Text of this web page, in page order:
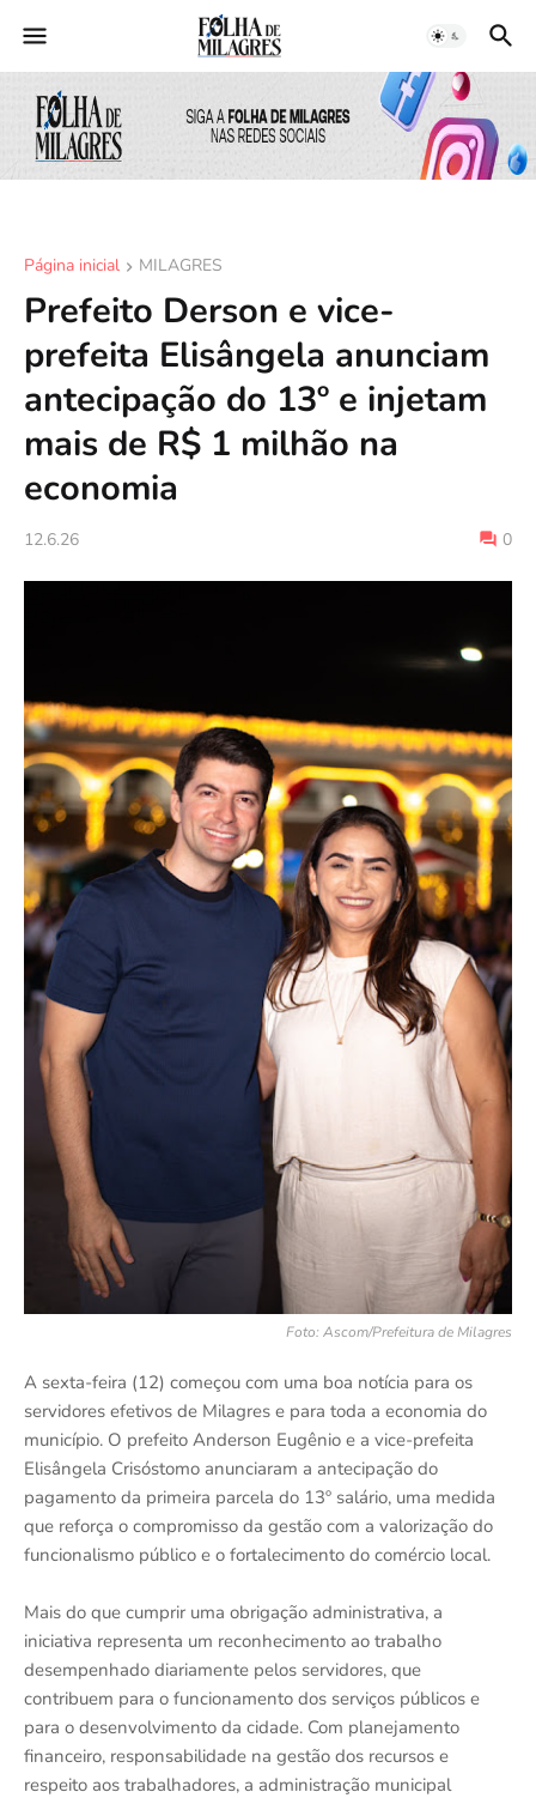
Página inicial MILAGRES
Prefeito Derson e vice-
prefeita Elisângela anunciam
antecipação do 13º e injetam
mais de R$ 1 milhão na
economia
12.6.26 0
Foto: Ascom/Prefeitura de Milagres
A sexta-feira (12) começou com uma boa notícia para os
servidores efetivos de Milagres e para toda a economia do
município. O prefeito Anderson Eugênio e a vice-prefeita
Elisângela Crisóstomo anunciaram a antecipação do
pagamento da primeira parcela do 13º salário, uma medida
que reforça o compromisso da gestão com a valorização do
funcionalismo público e o fortalecimento do comércio local.
Mais do que cumprir uma obrigação administrativa, a
iniciativa representa um reconhecimento ao trabalho
desempenhado diariamente pelos servidores, que
contribuem para o funcionamento dos serviços públicos e
para o desenvolvimento da cidade. Com planejamento
financeiro, responsabilidade na gestão dos recursos e
respeito aos trabalhadores, a administração municipal